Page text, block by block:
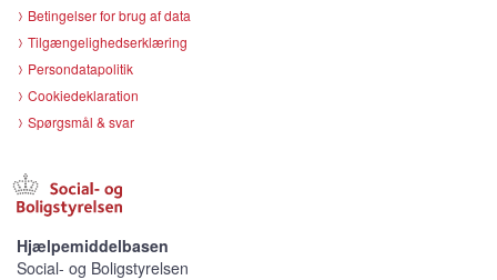
Betingelser for brug af data
Tilgængelighedserklæring
Persondatapolitik
Cookiedeklaration
Spørgsmål & svar
Hjælpemiddelbasen
Social- og Boligstyrelsen